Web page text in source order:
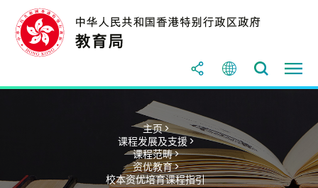
主页 >
课程发展及支援 >
课程范畴 >
资优教育 >
校本资优培育课程指引